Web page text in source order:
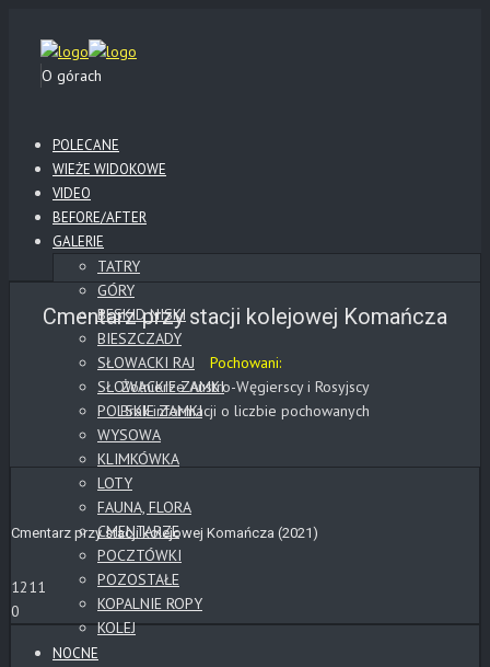
O górach
POLECANE
WIEŻE WIDOKOWE
VIDEO
BEFORE/AFTER
GALERIE
TATRY
GÓRY
BESKID NISKI
BIESZCZADY
SŁOWACKI RAJ
SŁOWACKIE ZAMKI
POLSKIE ZAMKI
WYSOWA
KLIMKÓWKA
LOTY
FAUNA, FLORA
CMENTARZE
POCZTÓWKI
POZOSTAŁE
KOPALNIE ROPY
KOLEJ
NOCNE
Cmentarz przy stacji kolejowej Komańcza
Pochowani:
Żołnierze Austro-Węgierscy i Rosyjscy
Brak informacji o liczbie pochowanych
Cmentarz przy stacji kolejowej Komańcza (2021)
1211
0